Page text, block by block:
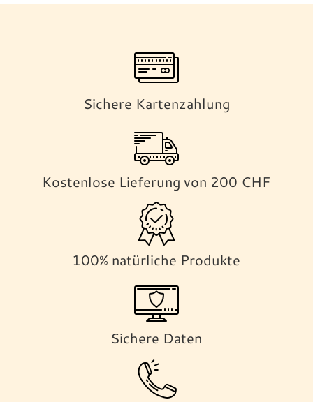
Sichere Kartenzahlung
Kostenlose Lieferung von 200 CHF
100% natürliche Produkte
Sichere Daten